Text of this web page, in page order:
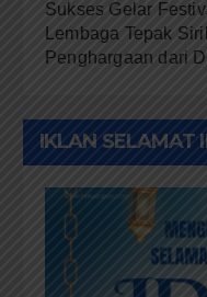
Sukses Gelar
Lembaga Tepak
Penghargaan dari
IKLAN SELAMAT